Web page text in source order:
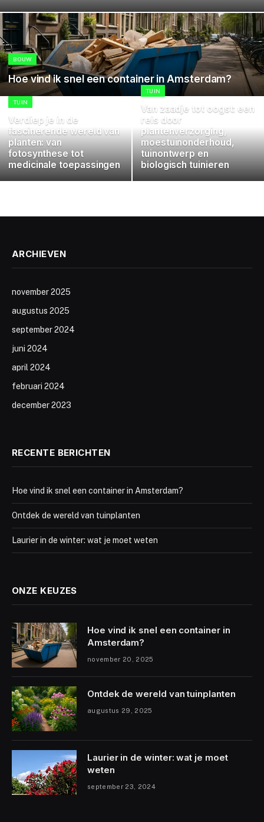
BOUW
Hoe vind ik snel een container in Amsterdam?
TUIN
Verdiep je in de
fascinerende wereld van
planten: van
fotosynthese tot
medicinale toepassingen
TUIN
Van zaadje tot oogst: een
reis door
plantenverzorging,
moestuinonderhoud,
tuinontwerp en
biologisch tuinieren
ARCHIEVEN
november 2025
augustus 2025
september 2024
juni 2024
april 2024
februari 2024
december 2023
RECENTE BERICHTEN
Hoe vind ik snel een container in Amsterdam?
Ontdek de wereld van tuinplanten
Laurier in de winter: wat je moet weten
ONZE KEUZES
Hoe vind ik snel een container in
Amsterdam?
november 20, 2025
Ontdek de wereld van tuinplanten
augustus 29, 2025
Laurier in de winter: wat je moet
weten
september 23, 2024